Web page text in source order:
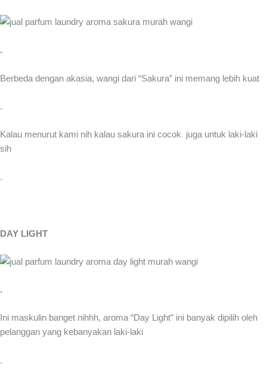
.
Berbeda dengan akasia, wangi dari “Sakura” ini memang lebih kuat
.
Kalau menurut kami nih kalau sakura ini cocok juga untuk laki-laki
sih
.
DAY LIGHT
.
Ini maskulin banget nihhh, aroma “Day Light” ini banyak dipilih oleh
pelanggan yang kebanyakan laki-laki
.